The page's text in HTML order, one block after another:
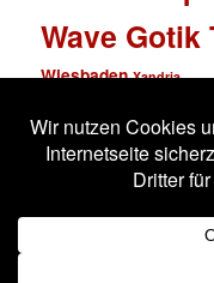
Wave Gotik
Wiesbaden Xandria
Impressum